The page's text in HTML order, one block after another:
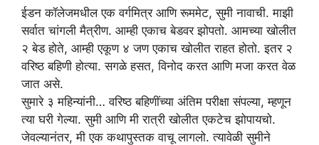
ईडन कॉलेजमधील एक वर्गमित्र आणि रूममेट, सुमी नावाची. माझी
सर्वात चांगली मैत्रीण. आम्ही एकाच बेडवर झोपतो. आमच्या खोलीत
२ बेड होते, आम्ही एकूण ४ जण एकाच खोलीत राहत होतो. इतर २
वरिष्ठ बहिणी होत्या. सगळे हसत, विनोद करत आणि मजा करत वेळ
जात असे.
सुमारे ३ महिन्यांनी… वरिष्ठ बहिणींच्या अंतिम परीक्षा संपल्या, म्हणून
त्या घरी गेल्या. सुमी आणि मी रात्री खोलीत एकटेच झोपायचो.
जेवल्यानंतर, मी एक कथापुस्तक वाचू लागलो. त्यावेळी सुमीने